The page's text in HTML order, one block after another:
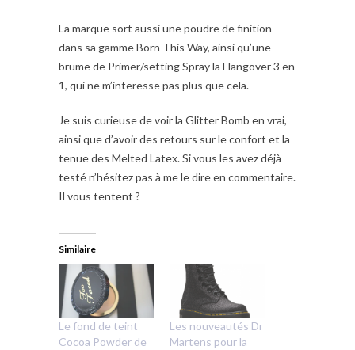
La marque sort aussi une poudre de finition
dans sa gamme Born This Way, ainsi qu’une
brume de Primer/setting Spray la Hangover 3 en
1, qui ne m’interesse pas plus que cela.
Je suis curieuse de voir la Glitter Bomb en vrai,
ainsi que d’avoir des retours sur le confort et la
tenue des Melted Latex. Si vous les avez déjà
testé n’hésitez pas à me le dire en commentaire.
Il vous tentent ?
Similaire
Le fond de teint
Cocoa Powder de
Les nouveautés Dr
Martens pour la